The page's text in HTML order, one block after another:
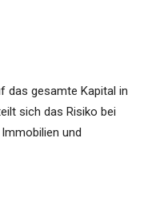
das gesamte Kapital in
sich das Risiko bei
und